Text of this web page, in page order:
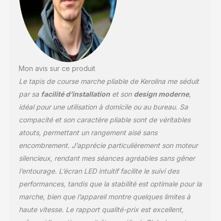
Mon avis sur ce produit
Le tapis de course marche pliable de Kerolina me séduit
par sa facilité d’installationet son design moderne,
idéal pour une utilisation à domicile ou au bureau. Sa
compacité et son caractère pliable sont de véritables
atouts, permettant un rangement aisé sans
encombrement. J’apprécie particulièrement son moteur
silencieux, rendant mes séances agréables sans gêner
l’entourage. L’écran LED intuitif facilite le suivi des
performances, tandis que la stabilité est optimale pour la
marche, bien que l’appareil montre quelques limites à
haute vitesse. Le rapport qualité-prix est excellent,